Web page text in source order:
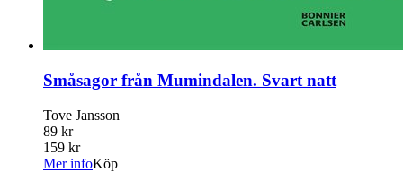
Småsagor från Mumindalen. Svart natt
Tove Jansson
89 kr
159 kr
Mer infoKöp